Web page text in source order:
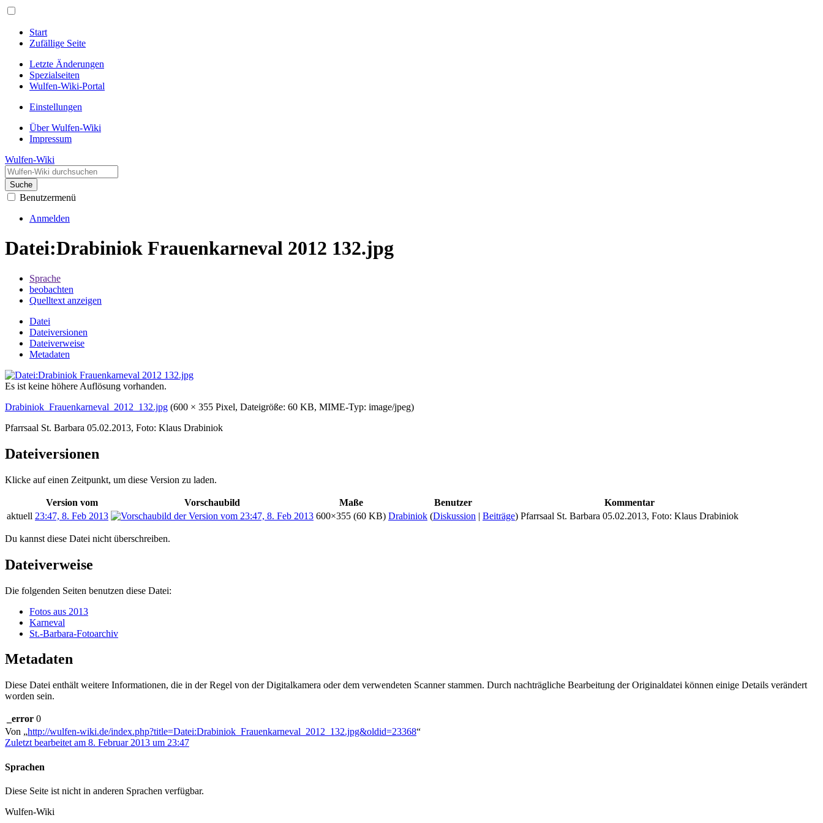
Start
Zufällige Seite
Letzte Änderungen
Spezialseiten
Wulfen-Wiki-Portal
Einstellungen
Über Wulfen-Wiki
Impressum
Wulfen-Wiki
Suche
Benutzermenü
Anmelden
Datei:Drabiniok Frauenkarneval 2012 132.jpg
Sprache
beobachten
Quelltext anzeigen
Datei
Dateiversionen
Dateiverweise
Metadaten
Es ist keine höhere Auflösung vorhanden.
Drabiniok_Frauenkarneval_2012_132.jpg (600 × 355 Pixel, Dateigröße: 60 KB, MIME-Typ: image/jpeg)
Pfarrsaal St. Barbara 05.02.2013, Foto: Klaus Drabiniok
Dateiversionen
Klicke auf einen Zeitpunkt, um diese Version zu laden.
Version vom Vorschaubild Maße Benutzer
Kommentar
aktuell 23:47, 8. Feb 2013 600×355 (60 KB) Drabiniok (Diskussion | Beiträge) Pfarrsaal St. Barbara 05.02.2013, Foto: Klaus Drabiniok
Du kannst diese Datei nicht überschreiben.
Dateiverweise
Die folgenden Seiten benutzen diese Datei:
Fotos aus 2013
Karneval
St.-Barbara-Fotoarchiv
Metadaten
Diese Datei enthält weitere Informationen, die in der Regel von der Digitalkamera oder dem verwendeten Scanner stammen. Durch nachträgliche Bearbeitung der Originaldatei können einige Details verändert
worden sein.
_error 0
Von „http://wulfen-wiki.de/index.php?title=Datei:Drabiniok_Frauenkarneval_2012_132.jpg&oldid=23368“
Zuletzt bearbeitet am 8. Februar 2013 um 23:47
Sprachen
Diese Seite ist nicht in anderen Sprachen verfügbar.
Wulfen-Wiki